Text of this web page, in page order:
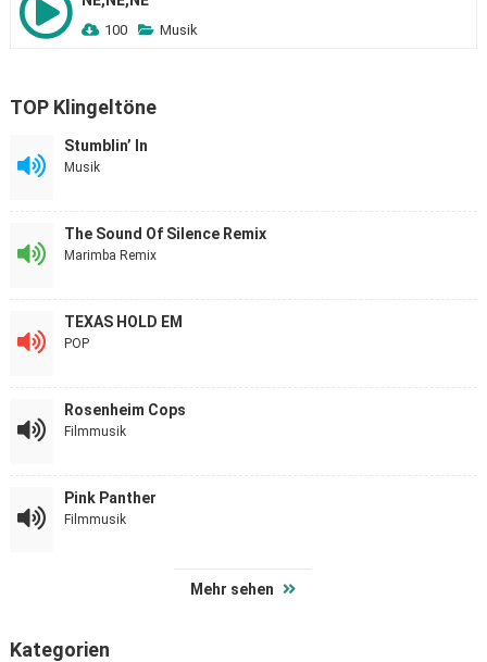
100 Musik
TOP Klingeltöne
Stumblin’ In
Musik
The Sound Of Silence Remix
Marimba Remix
TEXAS HOLD EM
POP
Rosenheim Cops
Filmmusik
Pink Panther
Filmmusik
Mehr sehen
Kategorien